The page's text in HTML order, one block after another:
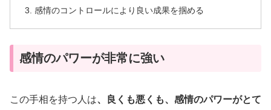
感情のコントロールにより良い成果を掴める
感情のパワーが非常に強い
この手相を持つ人は、良くも悪くも、感情のパワーがとて